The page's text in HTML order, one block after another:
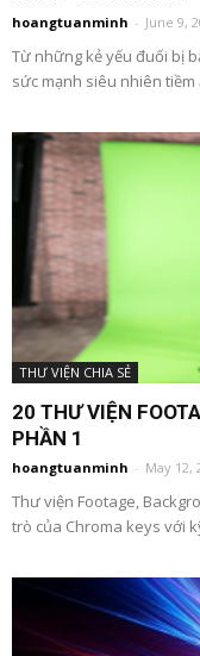
hoangtuanminh - June 9,
Từ những kẻ yếu đuối bị
sức mạnh siêu nhiên tiềm
THƯ VIỆN CHIA SẺ
20 THƯ VIỆN
PHẦN 1
hoangtuanminh - May 12,
Thư viện Footage,
trò của Chroma keys với